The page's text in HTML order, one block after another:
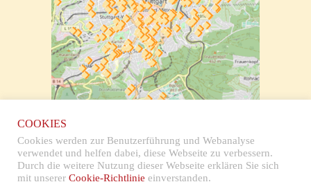
COOKIES
Cookies werden zur Benutzerführung und Webanalyse
verwendet und helfen dabei, diese Webseite zu verbessern.
Durch die weitere Nutzung dieser Webseite erklären Sie sich
mit unserer Cookie-Richtlinie einverstanden.